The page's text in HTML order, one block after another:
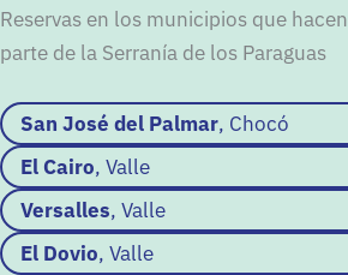
Reservas en los municipios que hacen
parte de la Serranía de los Paraguas
San José del Palmar, Chocó
El Cairo, Valle
Versalles, Valle
El Dovio, Valle